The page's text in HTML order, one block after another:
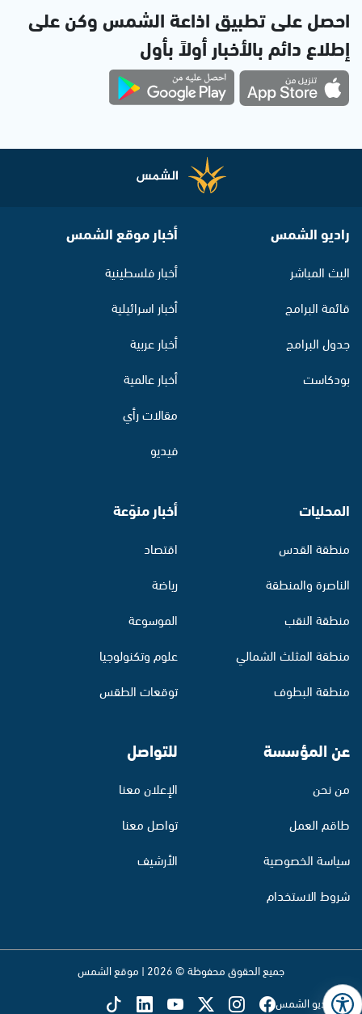
احصل على تطبيق اذاعة الشمس وكن على
إطلاع دائم بالأخبار أولاً بأول
راديو الشمس
البث المباشر
قائمة البرامج
جدول البرامج
بودكاست
أخبار موقع الشمس
أخبار فلسطينية
أخبار اسرائيلية
أخبار عربية
أخبار عالمية
مقالات رأي
فيديو
المحليات
منطقة القدس
الناصرة والمنطقة
منطقة النقب
منطقة المثلث الشمالي
منطقة البطوف
أخبار منوّعة
اقتصاد
رياضة
الموسوعة
علوم وتكنولوجيا
توقعات الطقس
عن المؤسسة
من نحن
طاقم العمل
سياسة الخصوصية
شروط الاستخدام
للتواصل
الإعلان معنا
تواصل معنا
الأرشيف
جميع الحقوق محفوظة © 2026 | موقع الشمس
تابع راديو الشمس